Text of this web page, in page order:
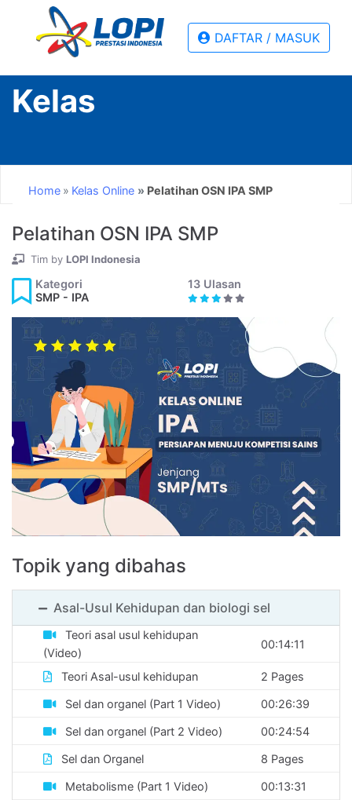
DAFTAR / MASUK
SMA
SMA
Fisika
SMA
-
Biologi
SMA
Kimia
SMA
-
Ekonomi
SMA
Astronomi
Informatika
SMA
SMA
Kelas
Home Kelas Online Pelatihan OSN IPA SMP
Pelatihan OSN IPA SMP
Tim by LOPI Indonesia
Kategori
SMP - IPA
13 Ulasan
Topik yang dibahas
Asal-Usul Kehidupan dan biologi sel
Teori asal usul kehidupan
(Video)
00:14:11
Teori Asal-usul kehidupan 2 Pages
Sel dan organel (Part 1 Video) 00:26:39
Sel dan organel (Part 2 Video) 00:24:54
Sel dan Organel 8 Pages
Metabolisme (Part 1 Video) 00:13:31